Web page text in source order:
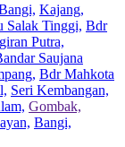
Kajang,
Salak Tinggi, Bdr
Putra,
Saujana
Bdr Mahkota
Seri Kembangan,
Gombak,
Bangi,